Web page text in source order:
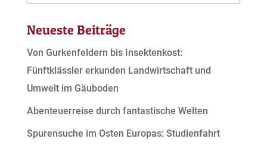
Neueste Beiträge
Von Gurkenfeldern bis Insektenkost:
Fünftklässler erkunden Landwirtschaft und
Umwelt im Gäuboden
Abenteuerreise durch fantastische Welten
Spurensuche im Osten Europas: Studienfahrt